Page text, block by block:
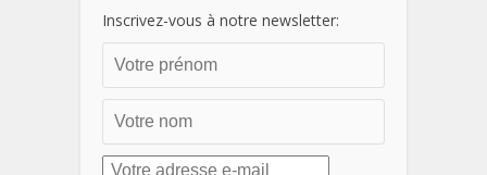
Inscrivez-vous à notre newsletter: